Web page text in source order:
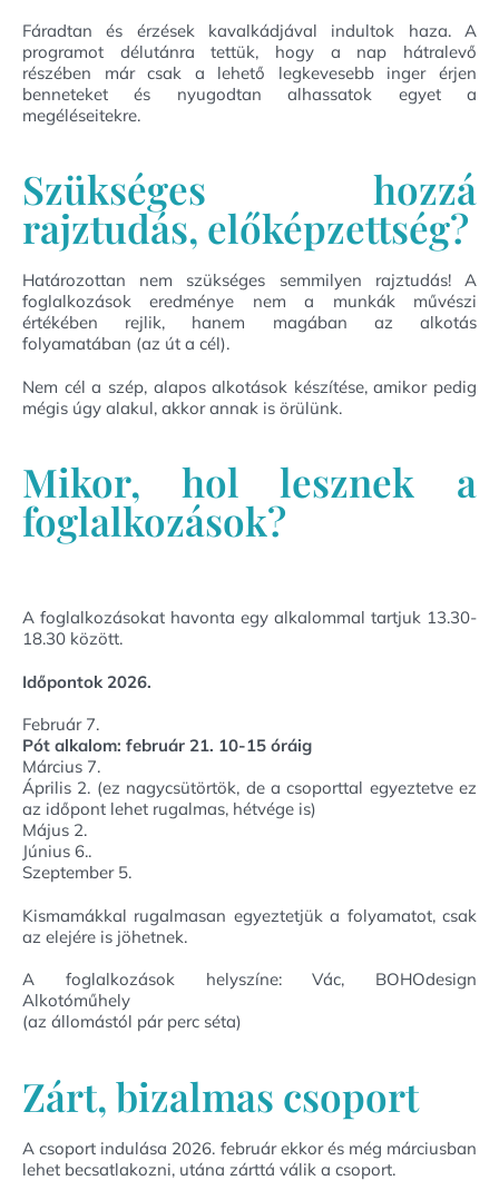
Fáradtan és érzések kavalkádjával indultok haza. A
programot délutánra tettük, hogy a nap hátralevő
részében már csak a lehető legkevesebb inger érjen
benneteket és nyugodtan alhassatok egyet a
megéléseitekre.
Szükséges hozzá
rajztudás, előképzettség?
Határozottan nem szükséges semmilyen rajztudás! A
foglalkozások eredménye nem a munkák művészi
értékében rejlik, hanem magában az alkotás
folyamatában (az út a cél).
Nem cél a szép, alapos alkotások készítése, amikor pedig
mégis úgy alakul, akkor annak is örülünk.
Mikor, hol lesznek a
foglalkozások?
A foglalkozásokat havonta egy alkalommal tartjuk 13.30-
18.30 között.
Időpontok 2026.
Február 7.
Pót alkalom: február 21. 10-15 óráig
Március 7.
Április 2. (ez nagycsütörtök, de a csoporttal egyeztetve ez
az időpont lehet rugalmas, hétvége is)
Május 2.
Június 6..
Szeptember 5.
Kismamákkal rugalmasan egyeztetjük a folyamatot, csak
az elejére is jöhetnek.
A foglalkozások helyszíne: Vác, BOHOdesign
Alkotóműhely
(az állomástól pár perc séta)
Zárt, bizalmas csoport
A csoport indulása 2026. február ekkor és még márciusban
lehet becsatlakozni, utána zárttá válik a csoport.